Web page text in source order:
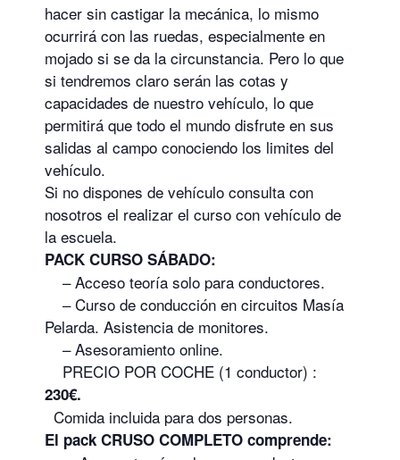
hacer sin castigar la mecánica, lo mismo
ocurrirá con las ruedas, especialmente en
mojado si se da la circunstancia. Pero lo que
si tendremos claro serán las cotas y
capacidades de nuestro vehículo, lo que
permitirá que todo el mundo disfrute en sus
salidas al campo conociendo los limites del
vehículo.
Si no dispones de vehículo consulta con
nosotros el realizar el curso con vehículo de
la escuela.
PACK CURSO SÁBADO:
– Acceso teoría solo para conductores.
– Curso de conducción en circuitos Masía
Pelarda. Asistencia de monitores.
– Asesoramiento online.
PRECIO POR COCHE (1 conductor) :
230€.
Comida incluida para dos personas.
El pack CRUSO COMPLETO comprende: